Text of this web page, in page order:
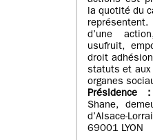
la quotité du
d’une
usufruit,
droit
statuts et aux
organes
Présidence :
Shane,
d’Alsace-
69001 LYON